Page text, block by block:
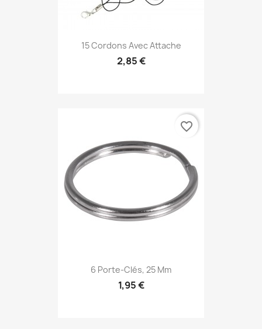
15 Cordons Avec Attache
2,85 €
6 Porte-Clés, 25 Mm
1,95 €
favorite_border